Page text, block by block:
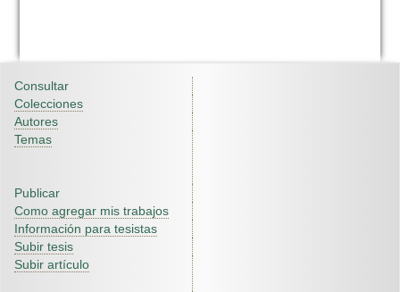
Consultar
Colecciones
Autores
Temas
Publicar
Como agregar mis trabajos
Información para tesistas
Subir tesis
Subir artículo